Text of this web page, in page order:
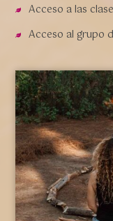
Acceso a las
Acceso al grupo